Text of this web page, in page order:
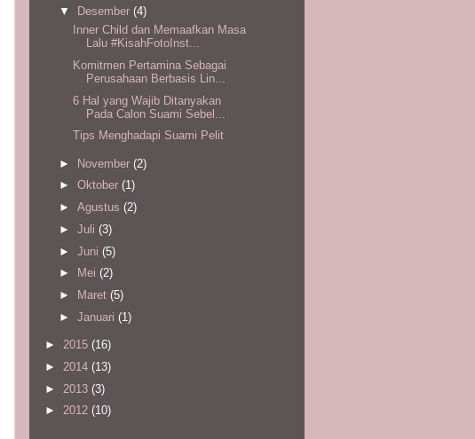
▼ Desember (4)
Inner Child dan Memaafkan Masa
Lalu #KisahFotoInst...
Komitmen Pertamina Sebagai
Perusahaan Berbasis Lin...
6 Hal yang Wajib Ditanyakan
Pada Calon Suami Sebel...
Tips Menghadapi Suami Pelit
► November (2)
► Oktober (1)
► Agustus (2)
► Juli (3)
► Juni (5)
►
Mei (2)
►
Maret (5)
► Januari (1)
► 2015 (16)
► 2014 (13)
► 2013 (3)
► 2012 (10)